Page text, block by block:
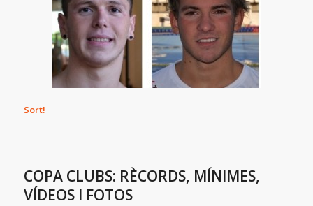
Sort!
COPA CLUBS: RÈCORDS, MÍNIMES,
VÍDEOS I FOTOS